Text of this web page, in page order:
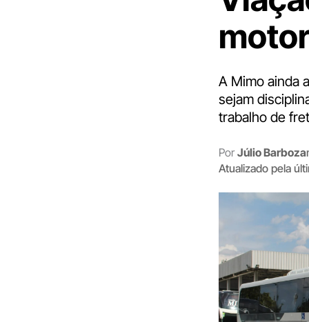
A Mimo ainda
sejam
trabalho de
Por Júlio Barboza
Atualizado pela